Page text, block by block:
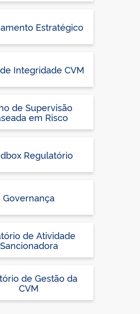
Estratégico
Integridade CVM
de Supervisão
em Risco
Regulatório
Governança
de Atividade
Sancionadora
de Gestão da
CVM